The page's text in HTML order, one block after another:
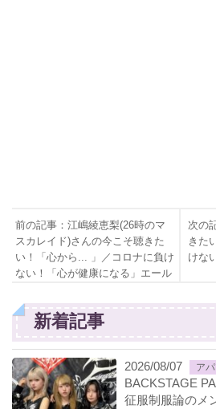
前の記事：江嶋綾恵梨(26時のマ
スカレイド)さんの今こそ聴きた
い！「心から... 」／コロナに負け
ない！「心が健康になる」エール
次の
きた
けな
新着記事
2026/08/07 ア
BACKSTAGE
征服制服論のメ